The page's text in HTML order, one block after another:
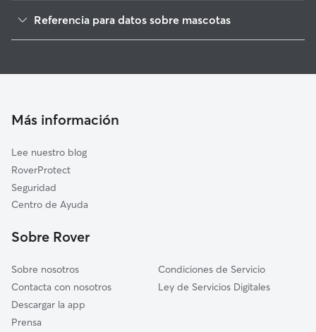
Cuidado de mascota en Riudellots de la Selva
Guarderia Canina en Riudellots de la Selva
Cuidadores de Gatos en Riudellots de la Selva
Referencia para datos sobre mascotas
Más información
Lee nuestro blog
RoverProtect
Seguridad
Centro de Ayuda
Sobre Rover
Sobre nosotros
Contacta con nosotros
Descargar la app
Prensa
Condiciones de Servicio
Ley de Servicios Digitales